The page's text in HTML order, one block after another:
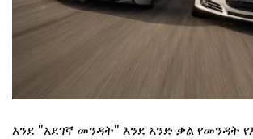
እንደ "አደገኛ መንዳት" እንደ አንድ ቃል የመንዳት